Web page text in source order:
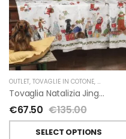
OUTLET, TOVAGLIE IN COTONE, NATALE
Tovaglia Natalizia Jingle Woof In Cotone Di Tessitura Toscana Telerie
€67.50 €135.00
SELECT OPTIONS